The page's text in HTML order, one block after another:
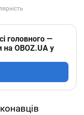
головного —
на OBOZ.UA у